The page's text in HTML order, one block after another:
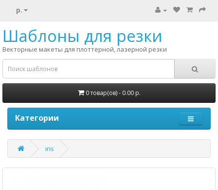
р.
Шаблоны для резки
Векторные макеты для плоттерной, лазерной резки
0 товар(ов) - 0.00 р.
Категории
iris